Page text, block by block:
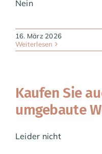
Nein
16. März 2026
Weiterlesen
Kaufen Sie
umgebaute
Leider nicht